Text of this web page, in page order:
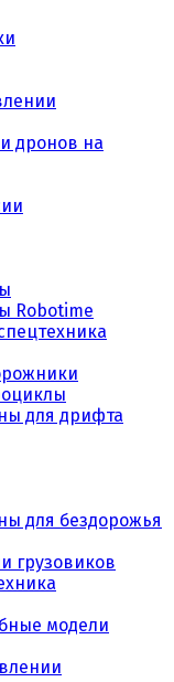
дронов на
Robotime
для дрифта
для бездорожья
грузовиков
модели